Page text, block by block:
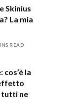
Skinius
La mia
READ
la
tutti ne